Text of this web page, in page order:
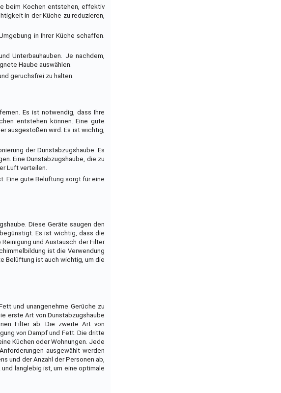
beim Kochen entstehen, effektiv
in der Küche zu reduzieren,
in Ihrer Küche schaffen.
Unterbauhauben. Je nachdem,
Haube auswählen.
geruchsfrei zu halten.
Es ist notwendig, dass Ihre
entstehen können. Eine gute
ausgestoßen wird. Es ist wichtig,
der Dunstabzugshaube. Es
Eine Dunstabzugshaube, die zu
Luft verteilen.
Eine gute Belüftung sorgt für eine
Diese Geräte saugen den
Es ist wichtig, dass die
und Austausch der Filter
ist die Verwendung
Belüftung ist auch wichtig, um die
und unangenehme Gerüche zu
erste Art von Dunstabzugshaube
Filter ab. Die zweite Art von
von Dampf und Fett. Die dritte
Küchen oder Wohnungen. Jede
ausgewählt werden
und der Anzahl der Personen ab,
langlebig ist, um eine optimale